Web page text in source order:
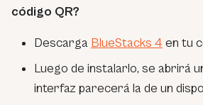
código QR?
Descarga BlueStacks 4en tu
Luego de instalarlo, se abrirá
interfaz parecerá la de un